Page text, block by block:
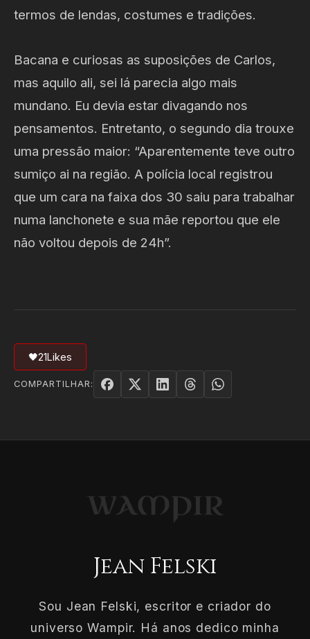
termos de lendas, costumes e tradições.
Bacana e curiosas as suposições de Carlos,
mas aquilo ali, sei lá parecia algo mais
mundano. Eu devia estar divagando nos
pensamentos. Entretanto, o segundo dia trouxe
uma pressão maior: “Aparentemente teve outro
sumiço ai na região. A polícia local registrou
que um cara na faixa dos 30 saiu para trabalhar
numa lanchonete e sua mãe reportou que ele
não voltou depois de 24h”.
🖤21Likes
COMPARTILHAR:
Jean Felski
Sou Jean Felski, escritor e criador do
universo Wampir. Há anos dedico minha